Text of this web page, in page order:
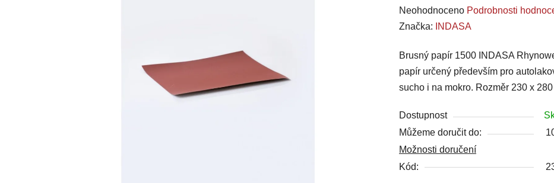
Průměrné
hodnocení
je
0,0
z
hvězdiček.
Neohodnoceno Podrobnosti
Značka:
INDASA
Brusný papír 1500 INDASA
papír určený především pro
sucho i na mokro. Rozměr 230 x
Dostupnost
Můžeme doručit do:
Možnosti doručení
Kód: